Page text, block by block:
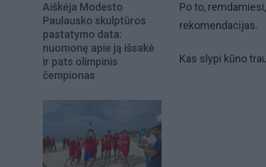
Aiškėja Modesto
Paulausko skulptūros
pastatymo data:
nuomonę apie ją išsakė
ir pats olimpinis
čempionas
Po to,
rekomendacijas.
Kas slypi kūno